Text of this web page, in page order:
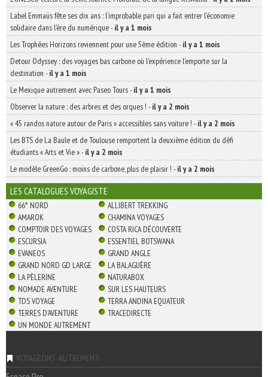
Label Emmaüs fête ses dix ans : l’improbable pari qui a fait entrer l’économie
solidaire dans l’ère du numérique-il y a 1 mois
Les Trophées Horizons reviennent pour une 5ème édition -il y a 1 mois
Detour Odyssey : des voyages bas carbone où l’expérience l’emporte sur la
destination -il y a 1 mois
Le Mexique autrement avec Paseo Tours-il y a 1 mois
Observer la nature : des arbres et des orques ! -il y a 2 mois
« 45 randos nature autour de Paris » accessibles sans voiture ! -il y a 2 mois
Les BTS de La Baule et de Toulouse remportent la deuxième édition du défi
étudiants « Arts et Vie »-il y a 2 mois
Le modèle GreenGo : moins de carbone, plus de plaisir ! -il y a 2 mois
LES CATALOGUES VOYAGISTE
66° NORD
ALLIBERT TREKKING
AMAROK
CHAMINA VOYAGES
COMPTOIR DES VOYAGES
COSTA RICA DÉCOUVERTE
ESCURSIA
ESSENTIEL BOTSWANA
EVANEOS
GRAND ANGLE
GRAND NORD GD LARGE
LA BALAGUÈRE
LA PÈLERINE
NATURABOX
NOMADE AVENTURE
SUR LES HAUTEURS
TDS VOYAGE
TERRA ANDINA EQUATEUR
TERRES D'AVENTURE
TRACEDIRECTE
UN MONDE AUTREMENT
VOYAGEONS-AUTREMENT